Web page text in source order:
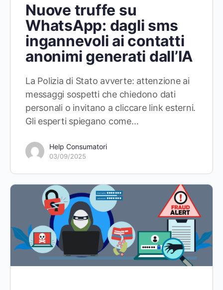
Nuove truffe su
WhatsApp: dagli sms
ingannevoli ai contatti
anonimi generati dall’IA
La Polizia di Stato avverte: attenzione ai
messaggi sospetti che chiedono dati
personali o invitano a cliccare link esterni.
Gli esperti spiegano come…
Help Consumatori
03/09/2025